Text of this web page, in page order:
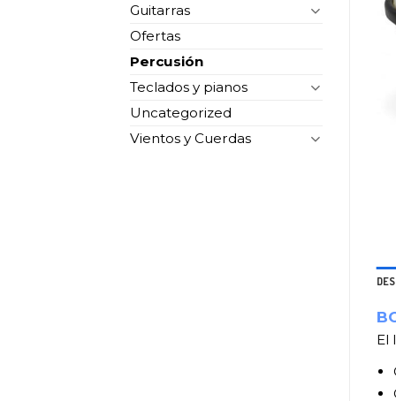
Guitarras
Ofertas
Percusión
Teclados y pianos
Uncategorized
Vientos y Cuerdas
El